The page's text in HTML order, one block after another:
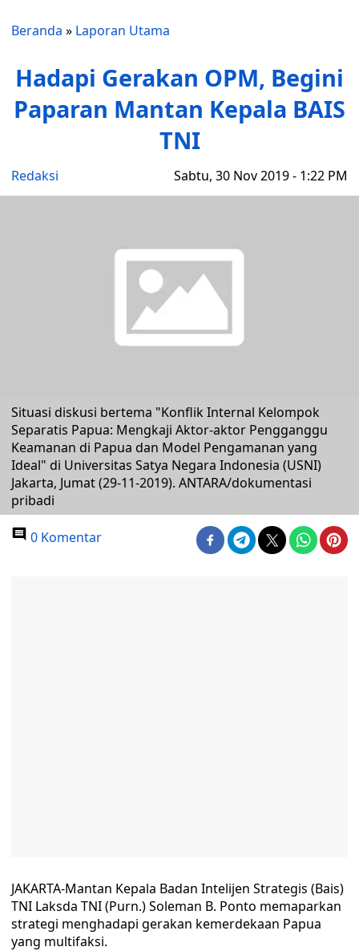
Beranda » Laporan Utama
Hadapi Gerakan OPM, Begini
Paparan Mantan Kepala BAIS
TNI
Redaksi Sabtu, 30 Nov 2019 - 1:22 PM
Situasi diskusi bertema "Konflik Internal Kelompok
Separatis Papua: Mengkaji Aktor-aktor Pengganggu
Keamanan di Papua dan Model Pengamanan yang
Ideal" di Universitas Satya Negara Indonesia (USNI)
Jakarta, Jumat (29-11-2019). ANTARA/dokumentasi
pribadi
0 Komentar
JAKARTA-Mantan Kepala Badan Intelijen Strategis (Bais)
TNI Laksda TNI (Purn.) Soleman B. Ponto memaparkan
strategi menghadapi gerakan kemerdekaan Papua
yang multifaksi.